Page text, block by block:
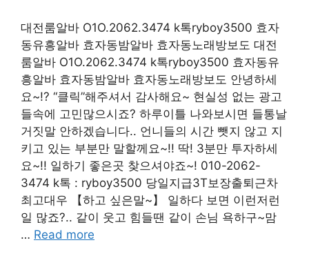
대전룸알바 O1O.2062.3474 k톡ryboy3500 효자
동유흥알바 효자동밤알바 효자동노래방보도 대전
룸알바 O1O.2062.3474 k톡ryboy3500 효자동유
흥알바 효자동밤알바 효자동노래방보도 안녕하세
요~!? “클릭”해주셔서 감사해요~ 현실성 없는 광고
들속에 고민많으시죠? 하루이틀 나와보시면 들통날
거짓말 안하겠습니다.. 언니들의 시간 뺏지 않고 지
키고 있는 부분만 말할께요~!! 딱! 3분만 투자하세
요~!! 일하기 좋은곳 찾으셔야죠~! 010-2062-
3474 k톡 : ryboy3500 당일지급3T보장출퇴근차
최고대우 【하고 싶은말~】 일하다 보면 이런저런
일 많죠?.. 같이 웃고 힘들땐 같이 손님 욕하구~맘
… Read more